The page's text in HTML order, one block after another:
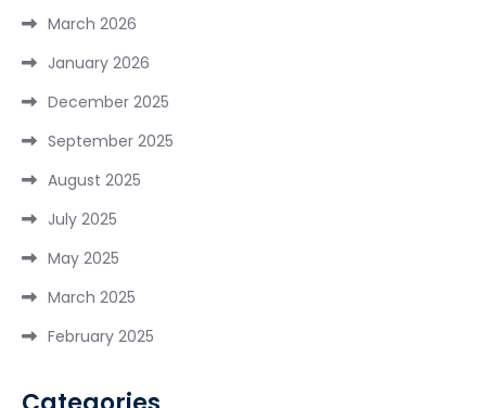
March 2026
January 2026
December 2025
September 2025
August 2025
July 2025
May 2025
March 2025
February 2025